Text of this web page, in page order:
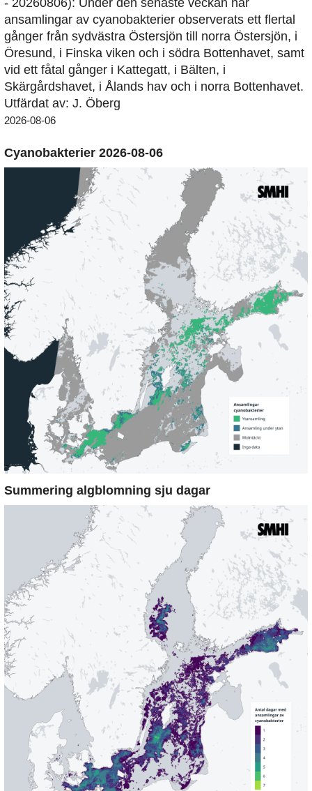
- 20260806): Under den senaste veckan har
ansamlingar av cyanobakterier observerats ett flertal
gånger från sydvästra Östersjön till norra Östersjön, i
Öresund, i Finska viken och i södra Bottenhavet, samt
vid ett fåtal gånger i Kattegatt, i Bälten, i
Skärgårdshavet, i Ålands hav och i norra Bottenhavet.
Utfärdat av: J. Öberg
2026-08-06
Cyanobakterier 2026-08-06
Summering algblomning sju dagar